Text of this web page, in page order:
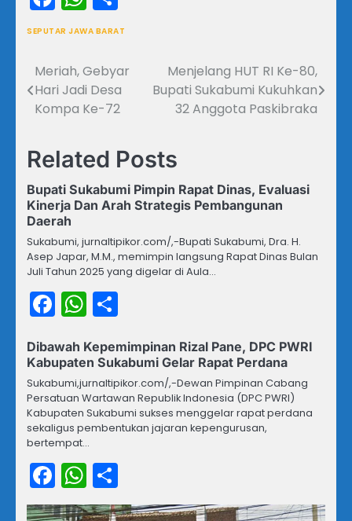
SEPUTAR JAWA BARAT
Navigasi
pos
Meriah, Gebyar
Hari Jadi Desa
Kompa Ke-72
Menjelang HUT RI Ke-80,
Bupati Sukabumi Kukuhkan
32 Anggota Paskibraka
Related Posts
Bupati Sukabumi Pimpin Rapat Dinas, Evaluasi
Kinerja Dan Arah Strategis Pembangunan
Daerah
Sukabumi, jurnaltipikor.com/,-Bupati Sukabumi, Dra. H.
Asep Japar, M.M., memimpin langsung Rapat Dinas Bulan
Juli Tahun 2025 yang digelar di Aula…
Facebook
WhatsApp
Dibawah Kepemimpinan Rizal Pane, DPC PWRI
Kabupaten Sukabumi Gelar Rapat Perdana
Sukabumi,jurnaltipikor.com/,-Dewan Pimpinan Cabang
Persatuan Wartawan Republik Indonesia (DPC PWRI)
Kabupaten Sukabumi sukses menggelar rapat perdana
sekaligus pembentukan jajaran kepengurusan,
bertempat…
Facebook
WhatsApp